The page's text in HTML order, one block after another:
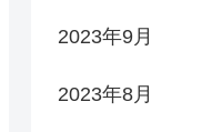
2023年9月
2023年8月